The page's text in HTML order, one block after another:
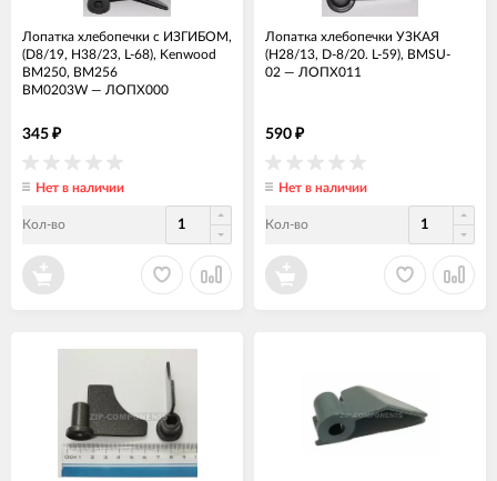
Лопатка хлебопечки с ИЗГИБОМ,
(D8/19, H38/23, L-68), Kenwood
BM250, BM256
BM0203W — ЛОПХ000
345 ₽
Нет в наличии
Кол-во
Лопатка хлебопечки УЗКАЯ
(H28/13, D-8/20. L-59), BMSU-
02 — ЛОПХ011
590 ₽
Нет в наличии
Кол-во